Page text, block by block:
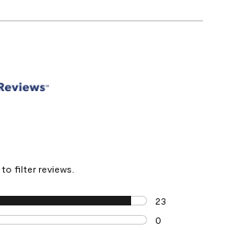
filter reviews.
23
23 reviews with
0